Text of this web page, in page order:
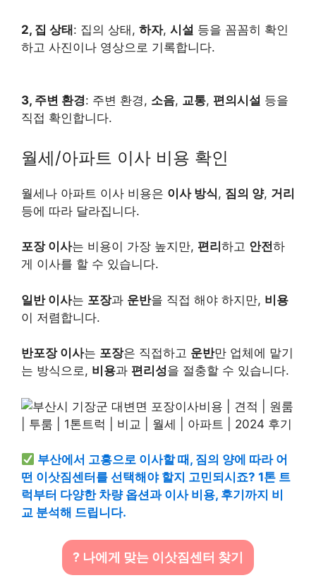
2, 집 상태: 집의 상태, 하자, 시설 등을 꼼꼼히 확인
하고 사진이나 영상으로 기록합니다.
3, 주변 환경: 주변 환경, 소음, 교통, 편의시설 등을
직접 확인합니다.
월세/아파트 이사 비용 확인
월세나 아파트 이사 비용은 이사 방식, 짐의 양, 거리
등에 따라 달라집니다.
포장 이사는 비용이 가장 높지만, 편리 하고 안전하
게 이사를 할 수 있습니다.
일반 이사는 포장과 운반을 직접 해야 하지만, 비용
이 저렴합니다.
반포장 이사는 포장은 직접하고 운반만 업체에 맡기
는 방식으로, 비용과 편리성을 절충할 수 있습니다.
부산에서 고흥으로 이사할 때, 짐의 양에 따라 어
떤 이삿짐센터를 선택해야 할지 고민되시죠? 1톤 트
럭부터 다양한 차량 옵션과 이사 비용, 후기까지 비
교 분석해 드립니다.
? 나에게 맞는 이삿짐센터 찾기